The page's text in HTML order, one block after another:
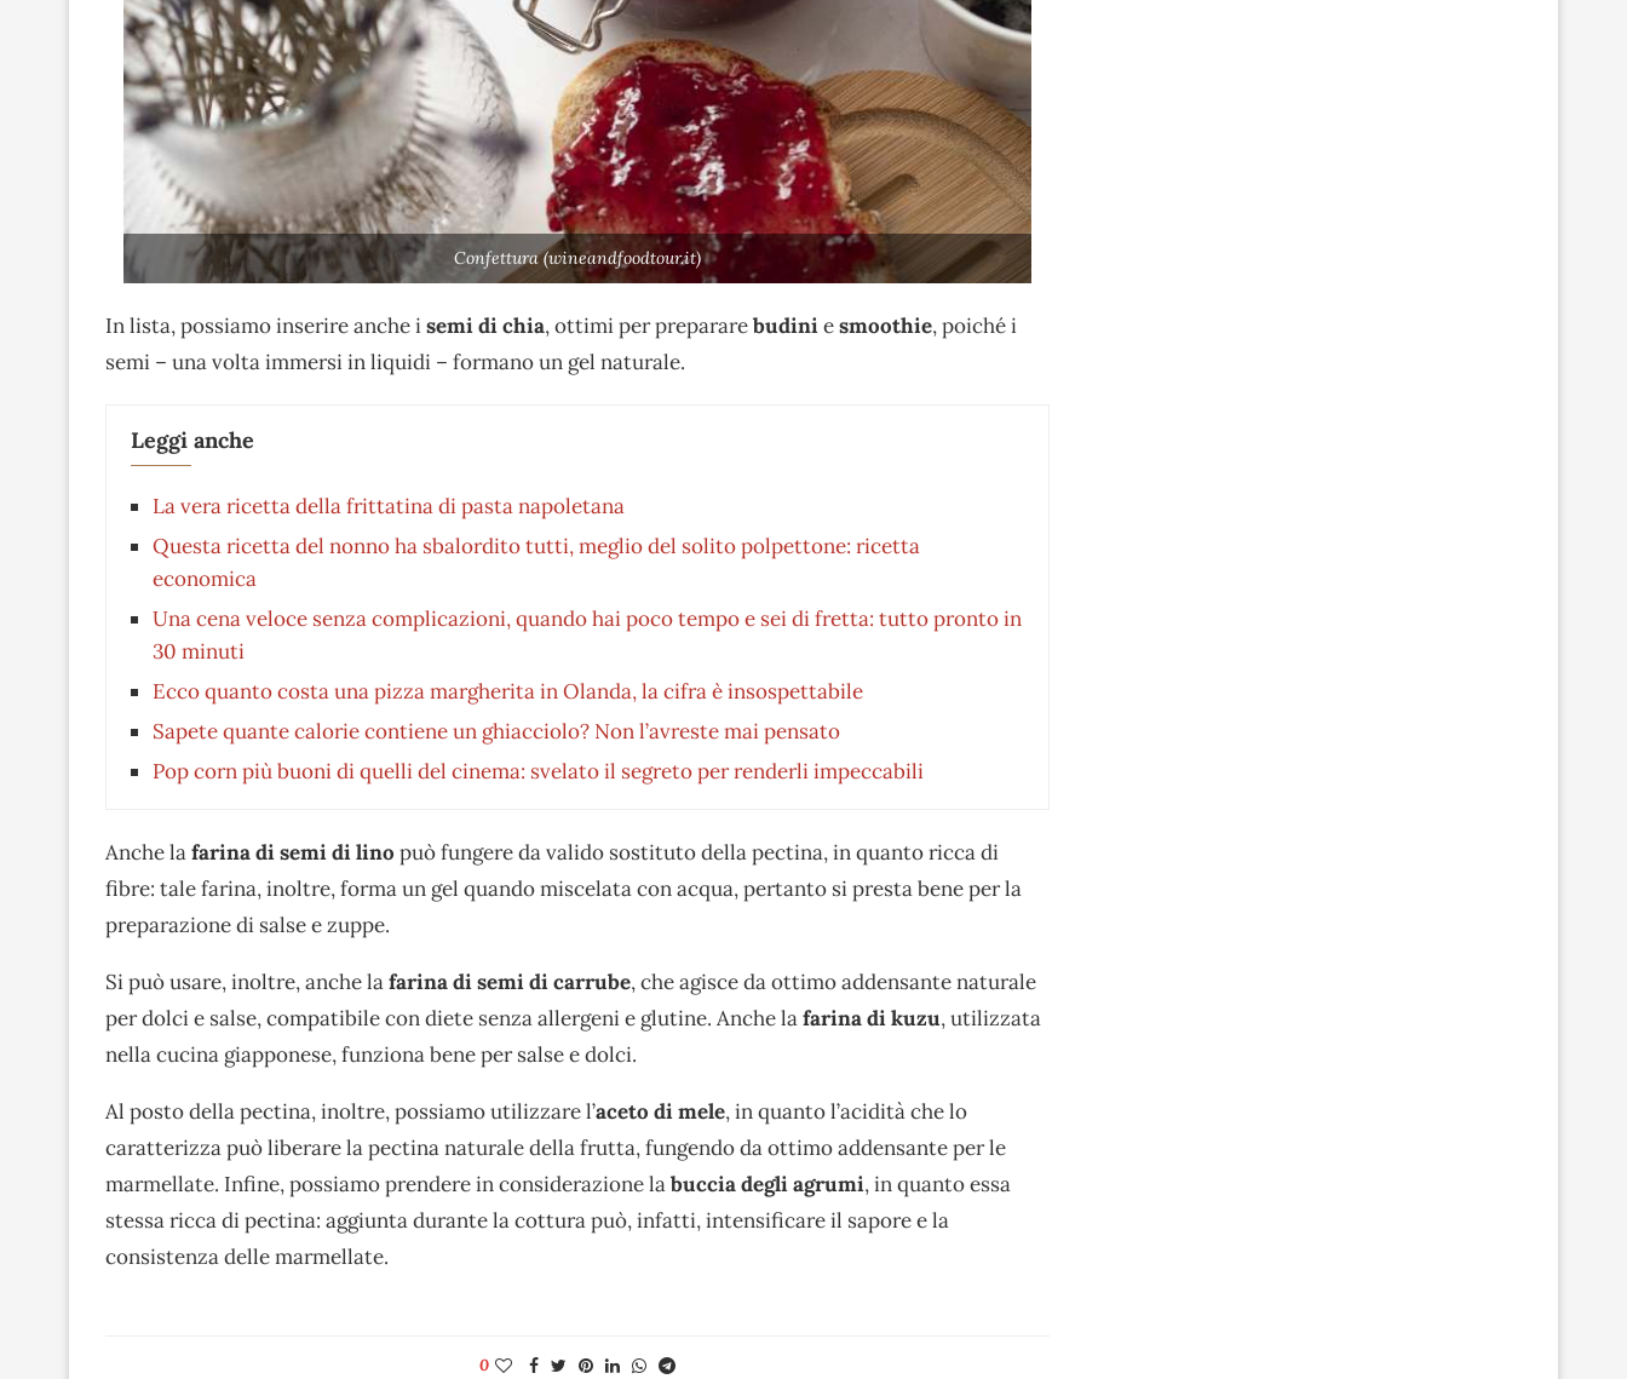
Confettura (wineandfoodtour.it)
In lista, possiamo inserire anche isemi di chia, ottimi per prepararebudiniesmoothie, poiché i
semi – una volta immersi in liquidi – formano un gel naturale.
Leggi anche
La vera ricetta della frittatina di pasta napoletana
Questa ricetta del nonno ha sbalordito tutti, meglio del solito polpettone: ricetta
economica
Una cena veloce senza complicazioni, quando hai poco tempo e sei di fretta: tutto pronto in
30 minuti
Ecco quanto costa una pizza margherita in Olanda, la cifra è insospettabile
Sapete quante calorie contiene un ghiacciolo? Non l’avreste mai pensato
Pop corn più buoni di quelli del cinema: svelato il segreto per renderli impeccabili
Anche lafarina di semi di lino può fungere da valido sostituto della pectina, in quanto ricca di
fibre: tale farina, inoltre, forma un gel quando miscelata con acqua, pertanto si presta bene per la
preparazione di salse e zuppe.
Si può usare, inoltre, anche lafarina di semi di carrube, che agisce da ottimo addensante naturale
per dolci e salse, compatibile con diete senza allergeni e glutine. Anche lafarina di kuzu, utilizzata
nella cucina giapponese, funziona bene per salse e dolci.
Al posto della pectina, inoltre, possiamo utilizzare l’aceto di mele, in quanto l’acidità che lo
caratterizza può liberare la pectina naturale della frutta, fungendo da ottimo addensante per le
marmellate. Infine, possiamo prendere in considerazione labuccia degli agrumi, in quanto essa
stessa ricca di pectina: aggiunta durante la cottura può, infatti, intensificare il sapore e la
consistenza delle marmellate.
0